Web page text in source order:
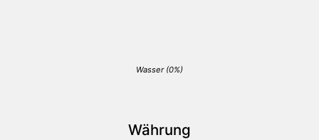
Wasser (0%)
Währung